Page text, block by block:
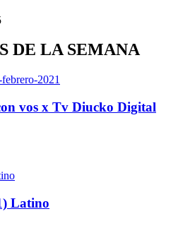
DE LA SEMANA
vos x Tv Diucko Digital
Latino